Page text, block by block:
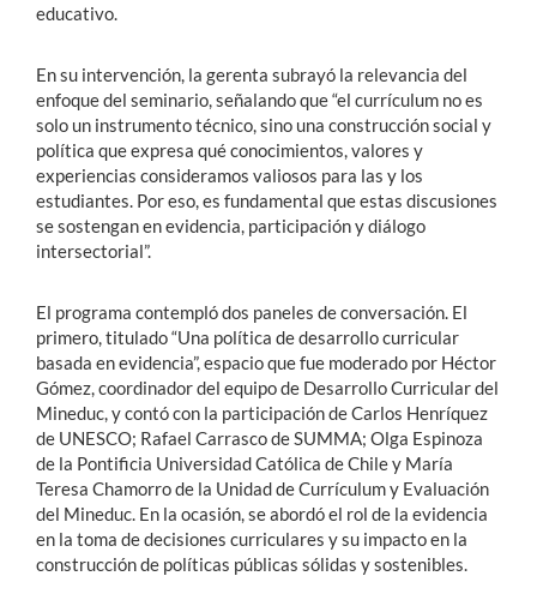
educativo.
En su intervención, la gerenta subrayó la relevancia del
enfoque del seminario, señalando que “el currículum no es
solo un instrumento técnico, sino una construcción social y
política que expresa qué conocimientos, valores y
experiencias consideramos valiosos para las y los
estudiantes. Por eso, es fundamental que estas discusiones
se sostengan en evidencia, participación y diálogo
intersectorial”.
El programa contempló dos paneles de conversación. El
primero, titulado “Una política de desarrollo curricular
basada en evidencia”, espacio que fue moderado por Héctor
Gómez, coordinador del equipo de Desarrollo Curricular del
Mineduc, y contó con la participación de Carlos Henríquez
de UNESCO; Rafael Carrasco de SUMMA; Olga Espinoza
de la Pontificia Universidad Católica de Chile y María
Teresa Chamorro de la Unidad de Currículum y Evaluación
del Mineduc. En la ocasión, se abordó el rol de la evidencia
en la toma de decisiones curriculares y su impacto en la
construcción de políticas públicas sólidas y sostenibles.